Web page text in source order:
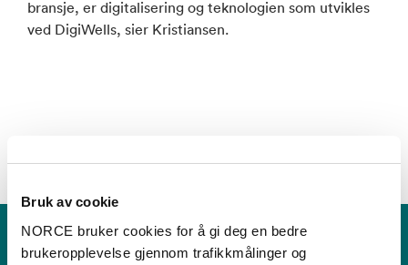
Bruk av cookie
NORCE bruker cookies for å gi deg en bedre
brukeropplevelse gjennom trafikkmålinger og
bransje, er digitalisering og teknologien som utvikles
ved DigiWells, sier Kristiansen.